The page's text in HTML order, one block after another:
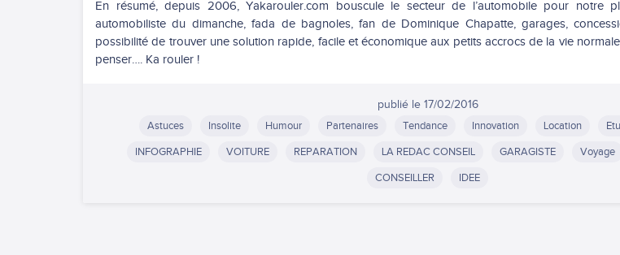
En résumé, depuis 2006, Yakarouler.com bouscule le secteur de l’automobile pour notre
automobiliste du dimanche, fada de bagnoles, fan de Dominique Chapatte, garages,
possibilité de trouver une solution rapide, facile et économique aux petits accrocs de la vie
penser…. Ka rouler !
publié le17/02/2016
Astuces
Insolite Humour Partenaires Tendance Innovation Location
INFOGRAPHIE
VOITURE REPARATION LA REDAC CONSEIL GARAGISTE Voyage
CONSEILLER
IDEE